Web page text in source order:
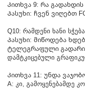
Კითხვა 9: რა
Პასუხი: ჩვენ ვიღებთ
Q10: რამდენი ხანი
Პასუხი: მიწოდება
ტელეგრაფული
დამტკიცებული
Კითხვა 11: უნდა
A: კი, გამოყენებამდე